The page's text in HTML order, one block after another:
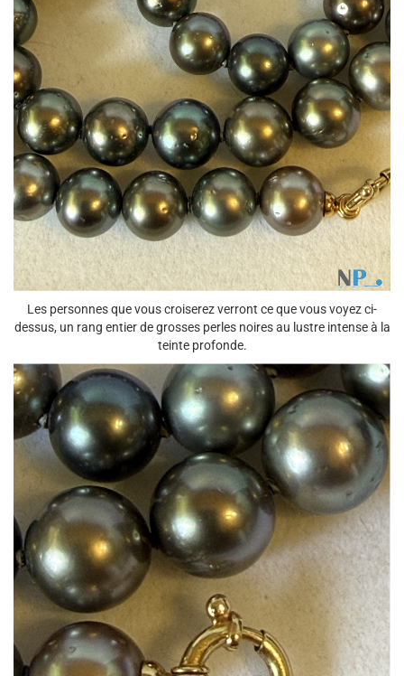
Les personnes que vous croiserez verront ce que vous voyez ci-
dessus, un rang entier de grosses perles noires au lustre intense à la
teinte profonde.